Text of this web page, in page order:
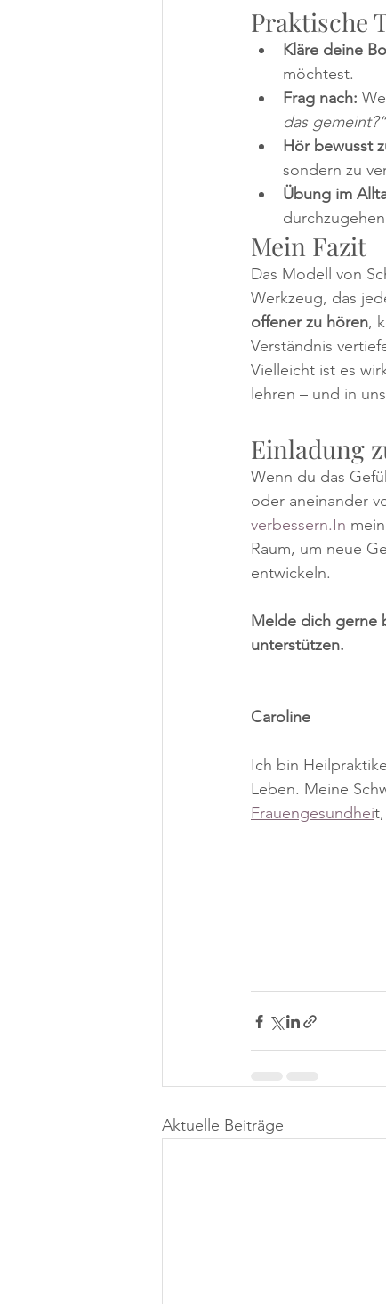
Praktische
Kläre deine
möchtest.
Frag nach:
das gemeint?“
Hör bewusst
sondern zu
Übung im
Mein Fazit
Das Modell von
Werkzeug, das
offener zu hören,
Verständnis
Vielleicht ist es
lehren – und in
Einladung
Wenn du das
oder aneinander
verbessern.In
Raum, um neue
entwickeln.
Melde dich gerne
unterstützen.
Caroline
Ich bin
Leben. Meine
Frauengesundheit,
Aktuelle Beiträge